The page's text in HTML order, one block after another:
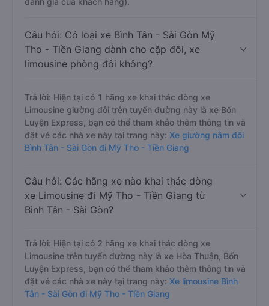
Câu hỏi: Có loại xe Bình Tân - Sài Gòn Mỹ
Tho - Tiền Giang dành cho cặp đôi, xe
limousine phòng đôi không?
Trả lời: Hiện tại có 1 hãng xe khai thác dòng xe
Limousine giường đôi trên tuyến đường này là xe Bốn
Luyện Express, bạn có thể tham khảo thêm thông tin và
đặt vé các nhà xe này tại trang này: Xe giường nằm đôi
Bình Tân - Sài Gòn đi Mỹ Tho - Tiền Giang
Câu hỏi: Các hãng xe nào khai thác dòng
xe Limousine đi Mỹ Tho - Tiền Giang từ
Bình Tân - Sài Gòn?
Trả lời: Hiện tại có 2 hãng xe khai thác dòng xe
Limousine trên tuyến đường này là xe Hòa Thuận, Bốn
Luyện Express, bạn có thể tham khảo thêm thông tin và
đặt vé các nhà xe này tại trang này: Xe limousine Bình
Tân - Sài Gòn đi Mỹ Tho - Tiền Giang